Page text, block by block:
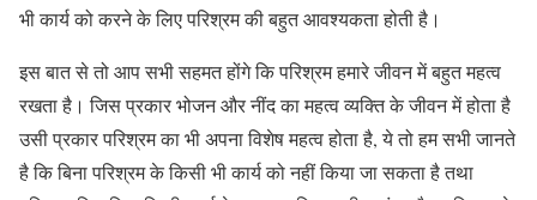
भी कार्य को करने के लिए परिश्रम की बहुत आवश्यकता होती है।
इस बात से तो आप सभी सहमत होंगे कि परिश्रम हमारे जीवन में बहुत महत्व
रखता है। जिस प्रकार भोजन और नींद का महत्व व्यक्ति के जीवन में होता है
उसी प्रकार परिश्रम का भी अपना विशेष महत्व होता है, ये तो हम सभी जानते
है कि बिना परिश्रम के किसी भी कार्य को नहीं किया जा सकता है तथा